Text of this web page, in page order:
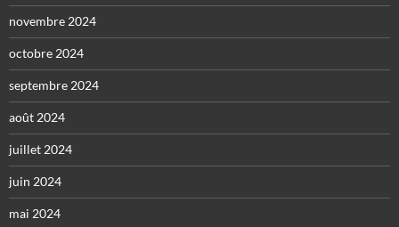
novembre 2024
octobre 2024
septembre 2024
août 2024
juillet 2024
juin 2024
mai 2024